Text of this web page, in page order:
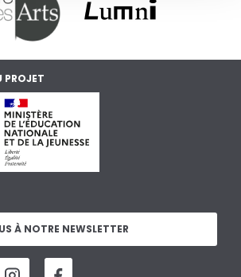
PROJET
À NOTRE NEWSLETTER